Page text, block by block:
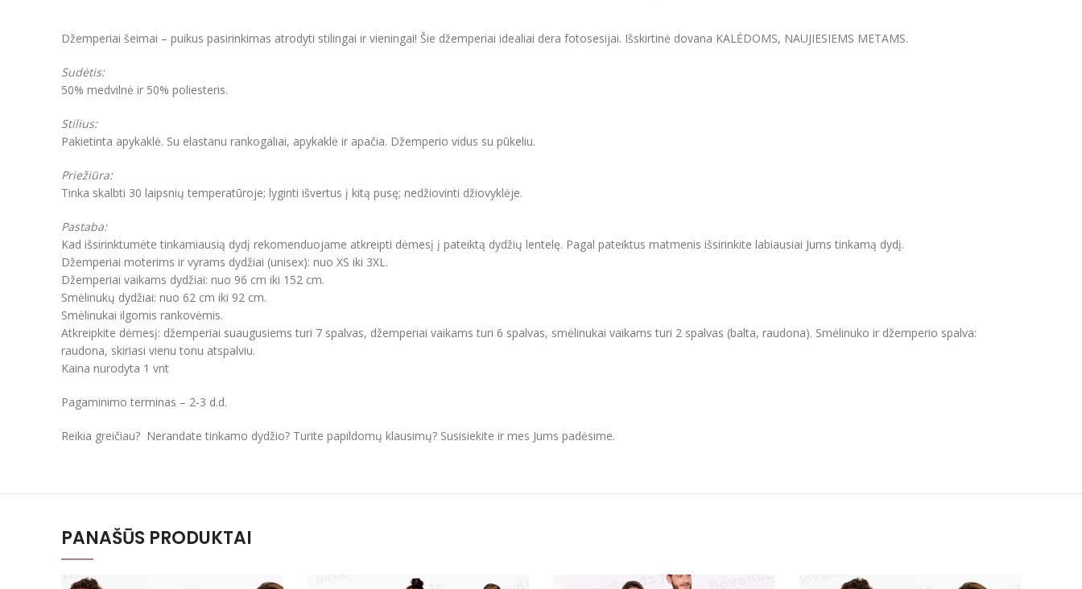
Džemperiai šeimai – puikus pasirinkimas atrodyti stilingai ir vieningai! Šie džemperiai idealiai dera fotosesijai. Išskirtinė dovana KALĖDOMS, NAUJIESIEMS METAMS.
Sudėtis:
50% medvilnė ir 50% poliesteris.
Stilius:
Pakietinta apykaklė. Su elastanu rankogaliai, apykaklė ir apačia. Džemperio vidus su pūkeliu.
Priežiūra:
Tinka skalbti 30 laipsnių temperatūroje; lyginti išvertus į kitą pusę; nedžiovinti džiovyklėje.
Pastaba:
Kad išsirinktumėte tinkamiausią dydį rekomenduojame atkreipti dėmesį į pateiktą dydžių lentelę. Pagal pateiktus matmenis išsirinkite labiausiai Jums tinkamą dydį.
Džemperiai moterims ir vyrams dydžiai (unisex): nuo XS iki 3XL.
Džemperiai vaikams dydžiai: nuo 96 cm iki 152 cm.
Smėlinukų dydžiai: nuo 62 cm iki 92 cm.
Smėlinukai ilgomis rankovėmis.
Atkreipkite dėmesį: džemperiai suaugusiems turi 7 spalvas, džemperiai vaikams turi 6 spalvas, smėlinukai vaikams turi 2 spalvas (balta, raudona). Smėlinuko ir džemperio spalva:
raudona, skiriasi vienu tonu atspalviu.
Kaina nurodyta 1 vnt
Pagaminimo terminas – 2-3 d.d.
Reikia greičiau? Nerandate tinkamo dydžio? Turite papildomų klausimų? Susisiekite ir mes Jums padėsime.
PANAŠŪS PRODUKTAI